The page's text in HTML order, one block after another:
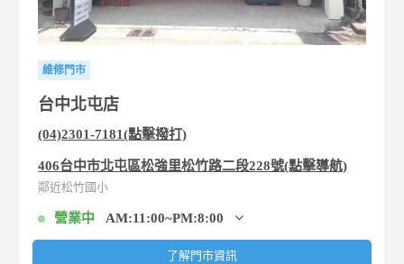
維修門市
台中北屯店
(04)2301-7181(點擊撥打)
406台中市北屯區松強里松竹路二段228號(點擊導航)
鄰近松竹國小
營業中 AM:11:00~PM:8:00
了解門市資訊